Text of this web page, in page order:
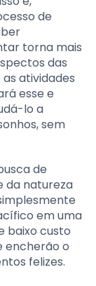
de
torna mais
das
atividades
esse e
lo a
sem
de
da natureza
em uma
baixo custo
encherão o
felizes.